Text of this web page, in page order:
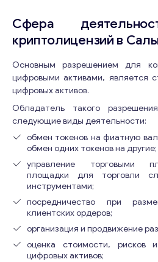
Сфера
криптолицензий в
Основным разрешением для
цифровыми активами, является
цифровых активов.
Обладатель такого
следующие виды деятельности:
обмен токенов на фиатную
обмен одних токенов на другие;
управление торговыми
площадки для торговли
инструментами;
посредничество при
клиентских ордеров;
организация и продвижение
оценка стоимости, рисков
цифровых активов;